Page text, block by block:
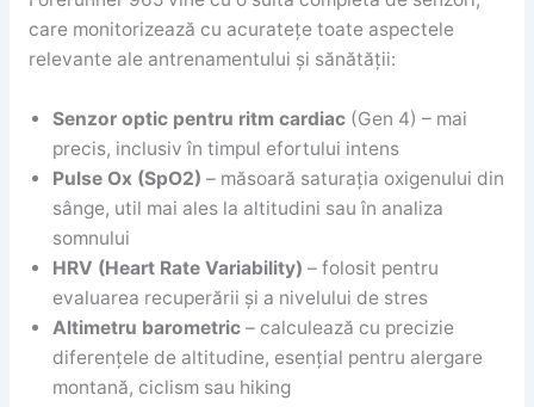
care monitorizează cu acuratețe toate aspectele
relevante ale antrenamentului și sănătății:
Senzor optic pentru ritm cardiac(Gen 4) – mai
precis, inclusiv în timpul efortului intens
Pulse Ox (SpO2) – măsoară saturația oxigenului din
sânge, util mai ales la altitudini sau în analiza
somnului
HRV (Heart Rate Variability) – folosit pentru
evaluarea recuperării și a nivelului de stres
Altimetru barometric– calculează cu precizie
diferențele de altitudine, esențial pentru alergare
montană, ciclism sau hiking